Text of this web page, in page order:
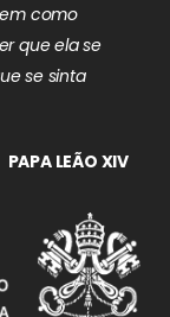
como
que ela se
se sinta
PAPA LEÃO XIV